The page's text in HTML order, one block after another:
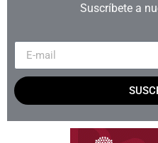
Suscríbete a